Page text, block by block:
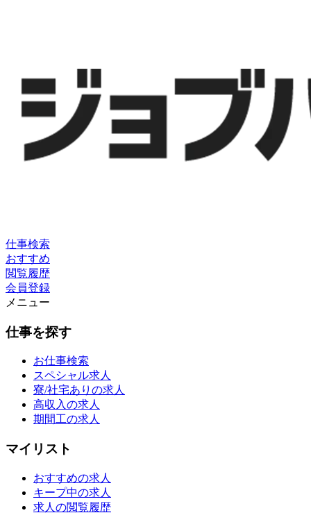
仕事検索
おすすめ
閲覧履歴
会員登録
メニュー
仕事を探す
お仕事検索
スペシャル求人
寮/社宅ありの求人
高収入の求人
期間工の求人
マイリスト
おすすめの求人
キープ中の求人
求人の閲覧履歴